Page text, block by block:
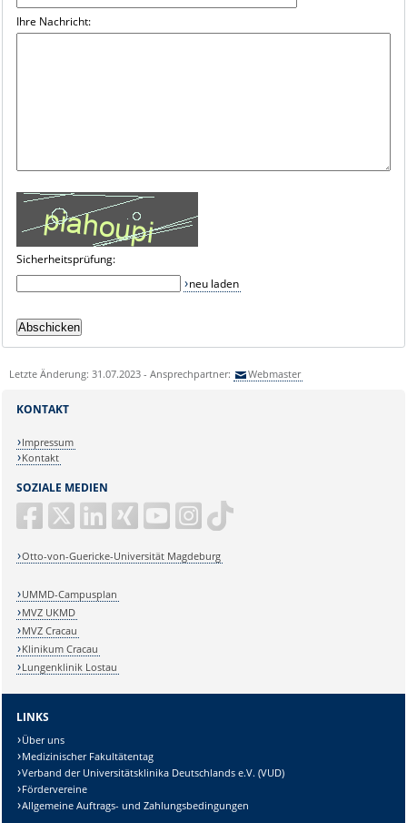
Ihre Nachricht:
Sicherheitsprüfung:
neu laden
Letzte Änderung: 31.07.2023 - Ansprechpartner: Webmaster
SOZIALE MEDIEN
Otto-von-Guericke-Universität Magdeburg
KONTAKT
Impressum
Kontakt
UMMD-Campusplan
MVZ UKMD
MVZ Cracau
Klinikum Cracau
Lungenklinik Lostau
LINKS
Über uns
Medizinischer Fakultätentag
Verband der Universitätsklinika Deutschlands e.V. (VUD)
Fördervereine
Allgemeine Auftrags- und Zahlungsbedingungen